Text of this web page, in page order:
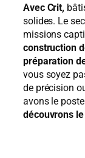
Avec Crit,
solides. Le
missions
construction
préparation
vous soyez
de précision
avons le
découvrons le